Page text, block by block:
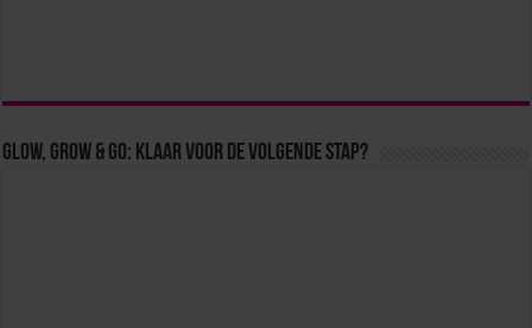
Glow, Grow & Go: klaar voor de volgende stap?